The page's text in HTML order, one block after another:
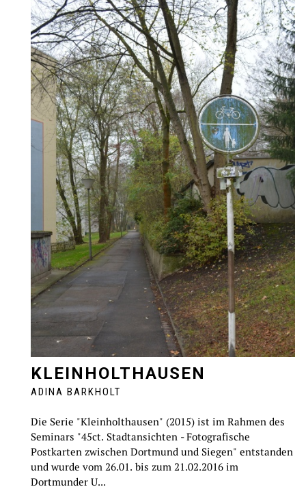
KLEINHOLTHAUSEN
ADINA BARKHOLT
Die Serie "Kleinholthausen" (2015) ist im Rahmen des
Seminars "45ct. Stadtansichten - Fotografische
Postkarten zwischen Dortmund und Siegen" entstanden
und wurde vom 26.01. bis zum 21.02.2016 im
Dortmunder U...